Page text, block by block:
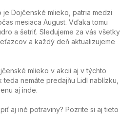
Dojčenské mlieko, patria medzi
mesiaca August. Vďaka tomu
a šetriť. Sledujeme za vás všetky
a každý deň aktualizujeme
mlieko v akcii aj v týchto
teda nemáte predajňu Lidl nablízku,
aj inde.
aj iné potraviny? Pozrite si aj tieto